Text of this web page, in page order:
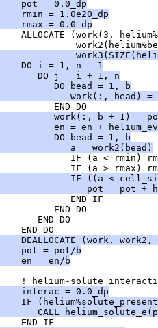
pot = 0.0_dp
rmin = 1.0e20_dp
rmax = 0.0_dp
ALLOCATE (work(3,
DO i = 1, n - 1
DO j = i + 1, n
DO bead = 1, b
work(:, bead)
END DO
work(:, b + 1) =
en = en +
DO bead = 1, b
a = work2(bead)
IF (a < rmin)
IF (a > rmax)
IF ((a <
pot = pot +
END IF
END DO
END DO
END DO
DEALLOCATE (work, work2,
pot = pot/b
en = en/b
! helium-solute
interac = 0.0_dp
IF
CALL
END IF